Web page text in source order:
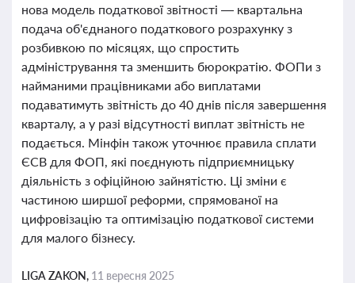
нова модель податкової звітності — квартальна
подача об'єднаного податкового розрахунку з
розбивкою по місяцях, що спростить
адміністрування та зменшить бюрократію. ФОПи з
найманими працівниками або виплатами
подаватимуть звітність до 40 днів після завершення
кварталу, а у разі відсутності виплат звітність не
подається. Мінфін також уточнює правила сплати
ЄСВ для ФОП, які поєднують підприємницьку
діяльність з офіційною зайнятістю. Ці зміни є
частиною ширшої реформи, спрямованої на
цифровізацію та оптимізацію податкової системи
для малого бізнесу.
LIGA ZAKON, 11 вересня 2025